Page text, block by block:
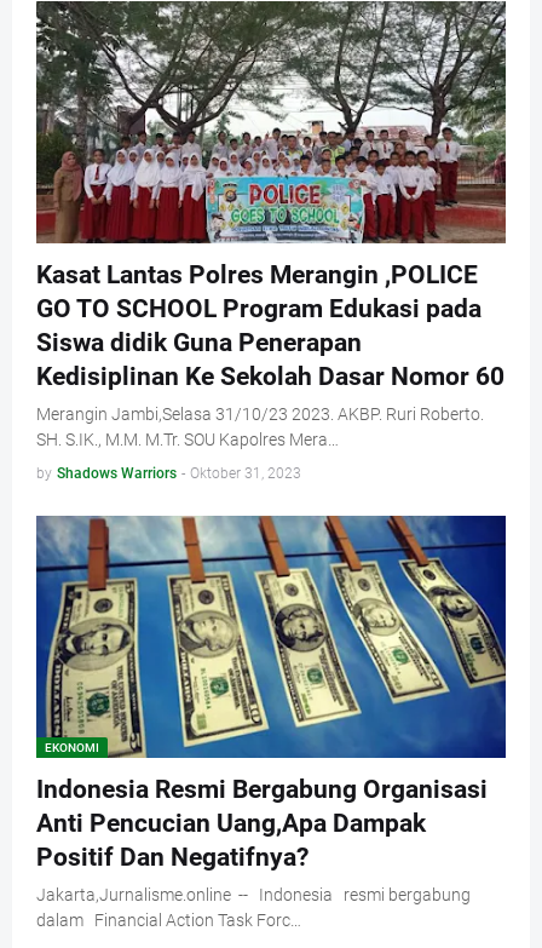
Kasat Lantas Polres Merangin ,POLICE
GO TO SCHOOL Program Edukasi pada
Siswa didik Guna Penerapan
Kedisiplinan Ke Sekolah Dasar Nomor 60
Merangin Jambi,Selasa 31/10/23 2023. AKBP. Ruri Roberto.
SH. S.IK., M.M. M.Tr. SOU Kapolres Mera…
by Shadows Warriors - Oktober 31, 2023
EKONOMI
Indonesia Resmi Bergabung Organisasi
Anti Pencucian Uang,Apa Dampak
Positif Dan Negatifnya?
Jakarta,Jurnalisme.online -- Indonesia resmi bergabung
dalam Financial Action Task Forc…